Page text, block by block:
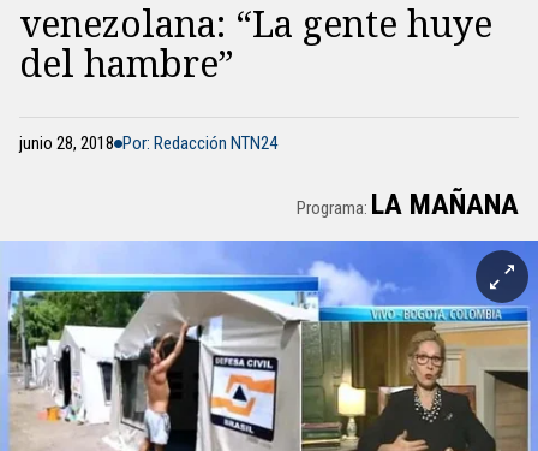
venezolana: “La gente huye
del hambre”
junio 28, 2018 Por: Redacción NTN24
Programa: LA MAÑANA